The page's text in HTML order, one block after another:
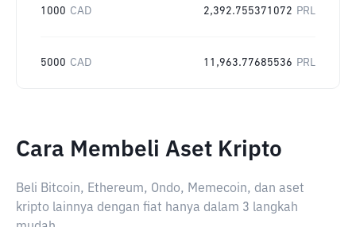
1000 CAD 2,392.755371072 PRL
5000 CAD 11,963.77685536 PRL
Cara Membeli Aset Kripto
Beli Bitcoin, Ethereum, Ondo, Memecoin, dan aset
kripto lainnya dengan fiat hanya dalam 3 langkah